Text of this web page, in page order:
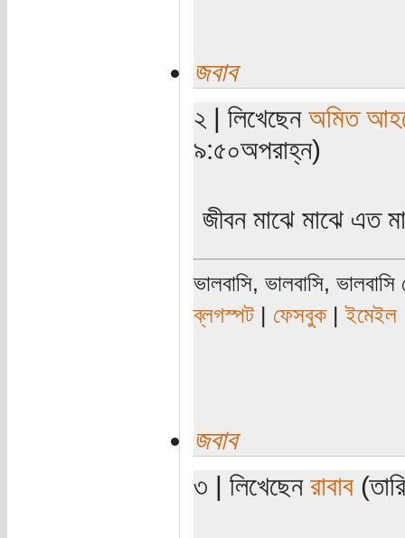
জবাব
২ | লিখেছেন অমিত
৯:৫০অপরাহ্ন)
জীবন মাঝে মাঝে এত
ভালবাসি, ভালবাসি,
ব্লগস্পট| ফেসবুক|ইমেইল
জবাব
৩ | লিখেছেন রাবাব